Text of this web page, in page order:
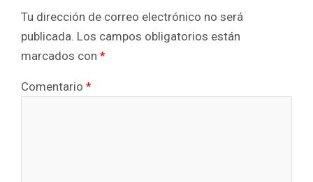
Tu dirección de correo electrónico no será
publicada. Los campos obligatorios están
marcados con *
Comentario *